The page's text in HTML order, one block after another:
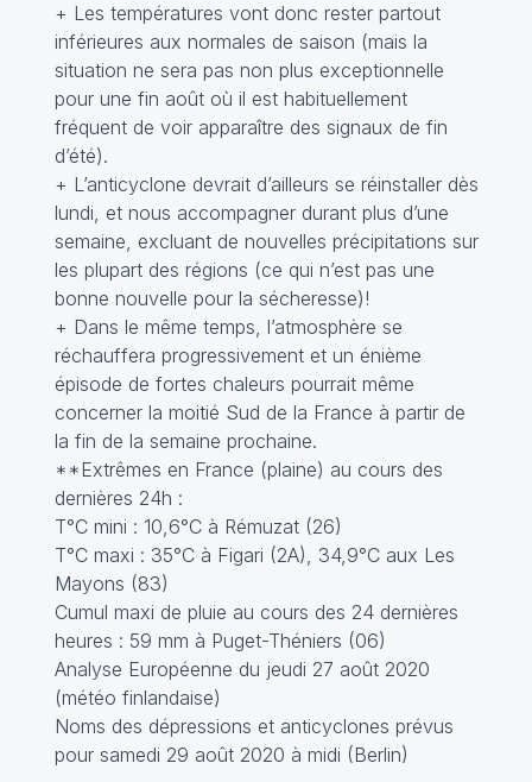
+ Les températures vont donc rester partout
inférieures aux normales de saison (mais la
situation ne sera pas non plus exceptionnelle
pour une fin août où il est habituellement
fréquent de voir apparaître des signaux de fin
d’été).
+ L’anticyclone devrait d’ailleurs se réinstaller dès
lundi, et nous accompagner durant plus d’une
semaine, excluant de nouvelles précipitations sur
les plupart des régions (ce qui n’est pas une
bonne nouvelle pour la sécheresse)!
+ Dans le même temps, l’atmosphère se
réchauffera progressivement et un énième
épisode de fortes chaleurs pourrait même
concerner la moitié Sud de la France à partir de
la fin de la semaine prochaine.
**Extrêmes en France (plaine) au cours des
dernières 24h :
T°C mini : 10,6°C à Rémuzat (26)
T°C maxi : 35°C à Figari (2A), 34,9°C aux Les
Mayons (83)
Cumul maxi de pluie au cours des 24 dernières
heures : 59 mm à Puget-Théniers (06)
Analyse Européenne du jeudi 27 août 2020
(météo finlandaise)
Noms des dépressions et anticyclones prévus
pour samedi 29 août 2020 à midi (Berlin)